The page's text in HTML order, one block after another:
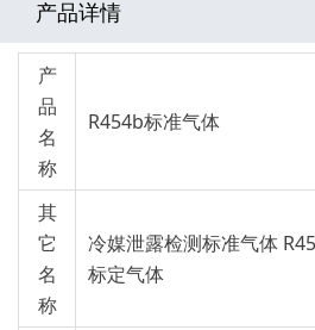
产
品
名
称
R454b标准气体
其
它
名
称
冷媒泄露检测标准气体
标定气体
产品详情